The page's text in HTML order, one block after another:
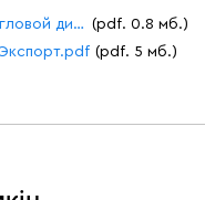
Инструкция по сборке Аллаум угловой диван.pdf (pdf. 0.8 мб.)
(pdf. 5 мб.)